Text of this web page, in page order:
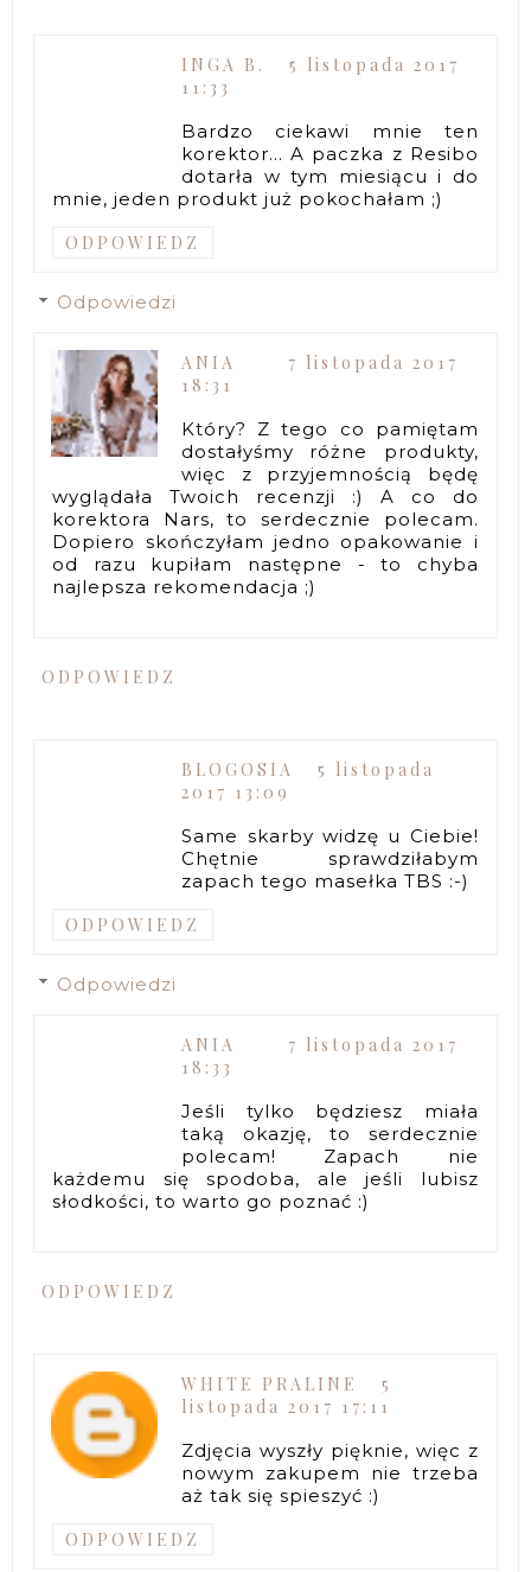
INGA B.
5 listopada 2017
11:33
Bardzo ciekawi mnie ten
korektor... A paczka z Resibo
dotarła w tym miesiącu i do
mnie, jeden produkt już pokochałam ;)
ODPOWIEDZ
Odpowiedzi
ANIA
7 listopada 2017
18:31
Który? Z tego co pamiętam
dostałyśmy różne produkty,
więc z przyjemnością będę
wyglądała Twoich recenzji :) A co do
korektora Nars, to serdecznie polecam.
Dopiero skończyłam jedno opakowanie i
od razu kupiłam następne - to chyba
najlepsza rekomendacja ;)
ODPOWIEDZ
BLOGOSIA
5 listopada
2017 13:09
Same skarby widzę u Ciebie!
Chętnie sprawdziłabym
zapach tego masełka TBS :-)
ODPOWIEDZ
Odpowiedzi
ANIA
7 listopada 2017
18:33
Jeśli tylko będziesz miała
taką okazję, to serdecznie
polecam! Zapach nie
każdemu się spodoba, ale jeśli lubisz
słodkości, to warto go poznać :)
ODPOWIEDZ
WHITE PRALINE
5
listopada 2017 17:11
Zdjęcia wyszły pięknie, więc z
nowym zakupem nie trzeba
aż tak się spieszyć :)
ODPOWIEDZ